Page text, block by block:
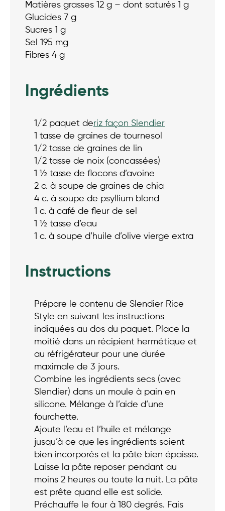
Matières grasses 12 g – dont saturés 1 g
Glucides 7 g
Sucres 1 g
Sel 195 mg
Fibres 4 g
Ingrédients
1/2 paquet deriz façon Slendier
1 tasse de graines de tournesol
1/2 tasse de graines de lin
1/2 tasse de noix (concassées)
1 ½ tasse de flocons d’avoine
2 c. à soupe de graines de chia
4 c. à soupe de psyllium blond
1 c. à café de fleur de sel
1 ½ tasse d’eau
1 c. à soupe d’huile d’olive vierge extra
Instructions
Prépare le contenu de Slendier Rice
Style en suivant les instructions
indiquées au dos du paquet. Place la
moitié dans un récipient hermétique et
au réfrigérateur pour une durée
maximale de 3 jours.
Combine les ingrédients secs (avec
Slendier) dans un moule à pain en
silicone. Mélange à l’aide d’une
fourchette.
Ajoute l’eau et l’huile et mélange
jusqu’à ce que les ingrédients soient
bien incorporés et la pâte bien épaisse.
Laisse la pâte reposer pendant au
moins 2 heures ou toute la nuit. La pâte
est prête quand elle est solide.
Préchauffe le four à 180 degrés. Fais